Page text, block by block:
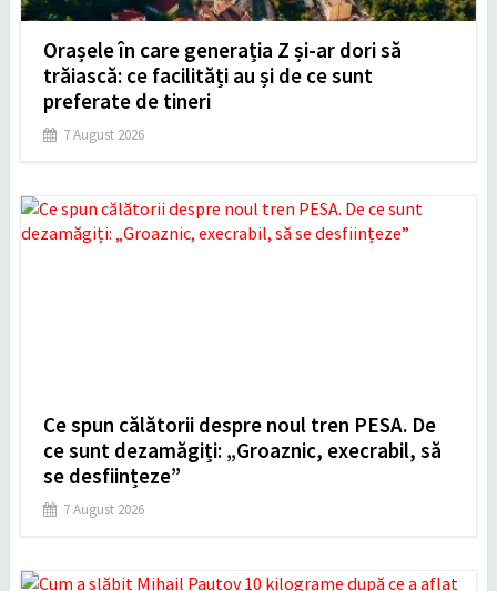
Orașele în care generația Z și-ar dori să
trăiască: ce facilități au și de ce sunt
preferate de tineri
7 August 2026
Ce spun călătorii despre noul tren PESA. De
ce sunt dezamăgiți: „Groaznic, execrabil, să
se desființeze”
7 August 2026